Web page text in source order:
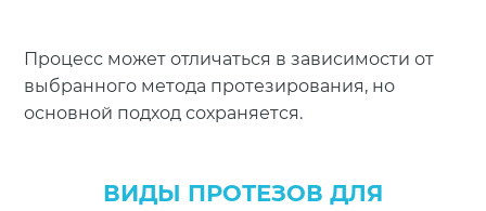
Процесс может отличаться в зависимости от
выбранного метода протезирования, но
основной подход сохраняется.
ВИДЫ ПРОТЕЗОВ ДЛЯ